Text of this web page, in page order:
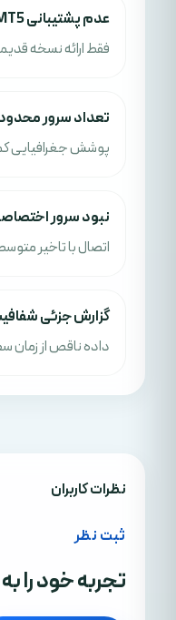
عدم پشتیبانی MT5
فقط ارائه نسخه
تعداد سرور
پوشش جغرافیایی
نبود سرور
اتصال با تاخیر
گزارش جزئی
داده ناقص از زمان
نظرات کاربران
ثبت نظر
تجربه خود را